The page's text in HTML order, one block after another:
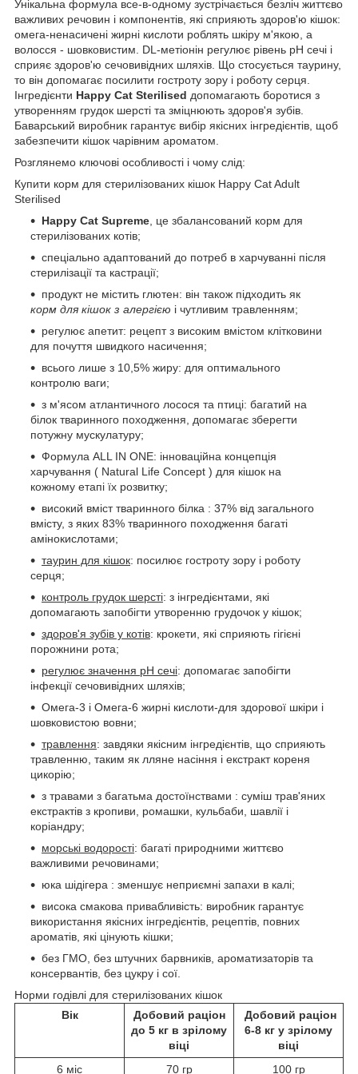
Унікальна формула все-в-одному зустрічається безліч життєво
важливих речовин і компонентів, які сприяють здоров'ю кішок:
омега-ненасичені жирні кислоти роблять шкіру м'якою, а
волосся - шовковистим. DL-метіонін регулює рівень рН сечі і
сприяє здоров'ю сечовивідних шляхів. Що стосується таурину,
то він допомагає посилити гостроту зору і роботу серця.
Інгредієнти Happy Cat Sterilised допомагають боротися з
утворенням грудок шерсті та зміцнюють здоров'я зубів.
Баварський виробник гарантує вибір якісних інгредієнтів, щоб
забезпечити кішок чарівним ароматом.
Розглянемо ключові особливості і чому слід:
Купити корм для стерилізованих кішок Happy Cat Adult
Sterilised
Happy Cat Supreme, це збалансований корм для
стерилізованих котів;
спеціально адаптований до потреб в харчуванні після
стерилізації та кастрації;
продукт не містить глютен: він також підходить як
корм для кішок з алергією і чутливим травленням;
регулює апетит: рецепт з високим вмістом клітковини
для почуття швидкого насичення;
всього лише з 10,5% жиру: для оптимального
контролю ваги;
з м'ясом атлантичного лосося та птиці: багатий на
білок тваринного походження, допомагає зберегти
потужну мускулатуру;
Формула ALL IN ONE: інноваційна концепція
харчування ( Natural Life Concept ) для кішок на
кожному етапі їх розвитку;
високий вміст тваринного білка : 37% від загального
вмісту, з яких 83% тваринного походження багаті
амінокислотами;
таурин для кішок: посилює гостроту зору і роботу
серця;
контроль грудок шерсті: з інгредієнтами, які
допомагають запобігти утворенню грудочок у кішок;
здоров'я зубів у котів: крокети, які сприяють гігієні
порожнини рота;
регулює значення pH сечі: допомагає запобігти
інфекції сечовивідних шляхів;
Омега-3 і Омега-6 жирні кислоти-для здорової шкіри і
шовковистою вовни;
травлення: завдяки якісним інгредієнтів, що сприяють
травленню, таким як лляне насіння і екстракт кореня
цикорію;
з травами з багатьма достоїнствами : суміш трав'яних
екстрактів з кропиви, ромашки, кульбаби, шавлії і
коріандру;
морські водорості: багаті природними життєво
важливими речовинами;
юка шідігера : зменшує неприємні запахи в калі;
висока смакова привабливість: виробник гарантує
використання якісних інгредієнтів, рецептів, повних
ароматів, які цінують кішки;
без ГМО, без штучних барвників, ароматизаторів та
консервантів, без цукру і сої.
Норми годівлі для стерилізованих кішок
Вік
Добовий раціон
до 5 кг в зрілому
віці
Добовий раціон
6-8 кг у зрілому
віці
6 міс
70 гр 100 гр